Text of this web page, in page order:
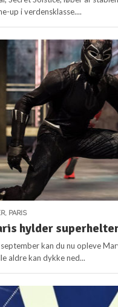
up i verdensklasse....
, PARIS
hylder
kan du nu opleve
aldre kan dykke ned...